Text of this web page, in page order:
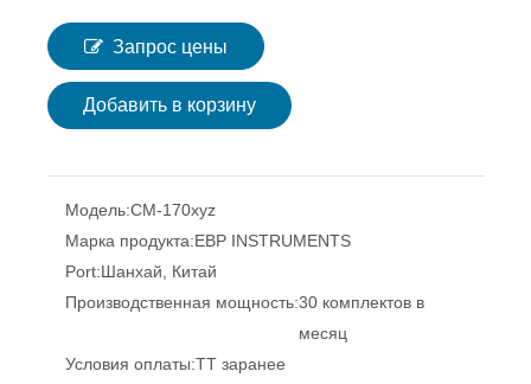
Запрос цены
Добавить в корзину
Модель:CM-170xyz
Марка продукта:EBP INSTRUMENTS
Port:Шанхай, Китай
Производственная мощность:30 комплектов в
месяц
Условия оплаты:TT заранее